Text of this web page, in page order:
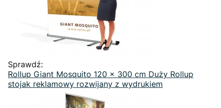
Sprawdź:
Rollup Giant Mosquito 120 x 300 cm Duży Rollup
stojak reklamowy rozwijany z wydrukiem